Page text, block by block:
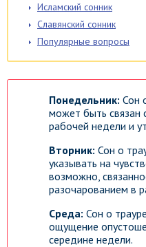
Исламский сонник
Славянский сонник
Популярные вопросы
Понедельник: Сон
может быть связан
рабочей недели и
Вторник: Сон о
указывать на
возможно,
разочарованием в
Среда: Сон о
ощущение
середине недели.